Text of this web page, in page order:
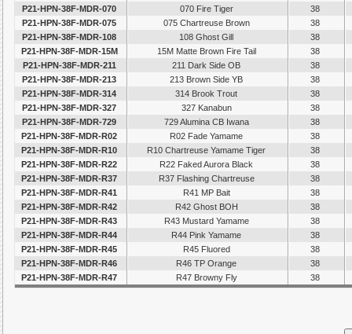
P21-HPN-38F-MDR-070
070 Fire Tiger
38
P21-HPN-38F-MDR-075
075 Chartreuse Brown
38
P21-HPN-38F-MDR-108
108 Ghost Gill
38
P21-HPN-38F-MDR-15M
15M Matte Brown Fire Tail
38
P21-HPN-38F-MDR-211
211 Dark Side OB
38
P21-HPN-38F-MDR-213
213 Brown Side YB
38
P21-HPN-38F-MDR-314
314 Brook Trout
38
P21-HPN-38F-MDR-327
327 Kanabun
38
P21-HPN-38F-MDR-729
729 Alumina CB Iwana
38
P21-HPN-38F-MDR-R02
R02 Fade Yamame
38
P21-HPN-38F-MDR-R10
R10 Chartreuse Yamame Tiger
38
P21-HPN-38F-MDR-R22
R22 Faked Aurora Black
38
P21-HPN-38F-MDR-R37
R37 Flashing Chartreuse
38
P21-HPN-38F-MDR-R41
R41 MP Bait
38
P21-HPN-38F-MDR-R42
R42 Ghost BOH
38
P21-HPN-38F-MDR-R43
R43 Mustard Yamame
38
P21-HPN-38F-MDR-R44
R44 Pink Yamame
38
P21-HPN-38F-MDR-R45
R45 Fluored
38
P21-HPN-38F-MDR-R46
R46 TP Orange
38
P21-HPN-38F-MDR-R47
R47 Browny Fly 38